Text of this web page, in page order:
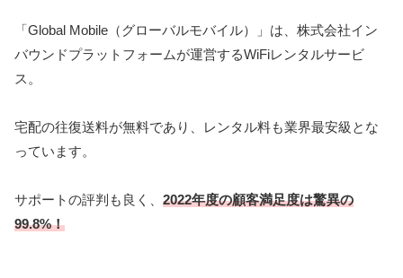
「Global Mobile（グローバルモバイル）」は、株式会社イン
バウンドプラットフォームが運営するWiFiレンタルサービ
ス。
宅配の往復送料が無料であり、レンタル料も業界最安級とな
っています。
サポートの評判も良く、 2022年度の顧客満足度は驚異の
99.8%！